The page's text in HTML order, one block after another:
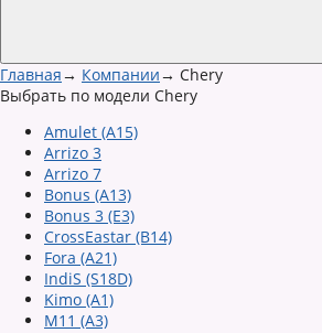
Главная→ Компании→ Chery
Выбрать по модели Chery
Amulet (A15)
Arrizo 3
Arrizo 7
Bonus (A13)
Bonus 3 (E3)
CrossEastar (B14)
Fora (A21)
IndiS (S18D)
Kimo (A1)
M11 (A3)